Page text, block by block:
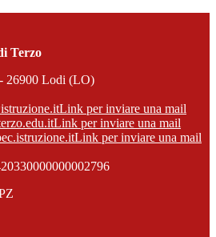
Terzo
26900 Lodi (LO)
Link per inviare una mail
Link per inviare una mail
Link per inviare una mail